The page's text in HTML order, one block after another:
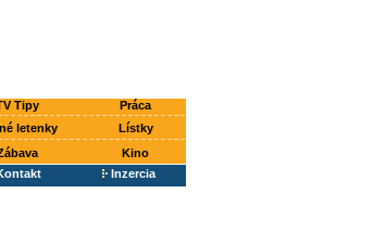
Tipy
Práca
letenky
Lístky
Kino
Inzercia